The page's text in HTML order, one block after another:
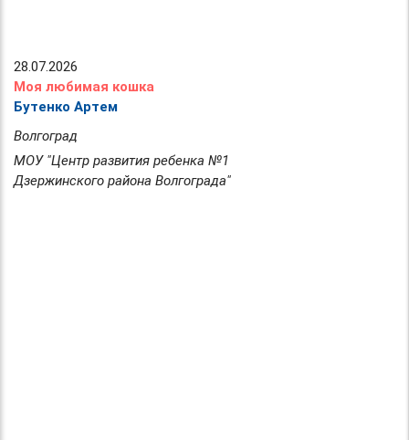
28.07.2026
Моя любимая кошка
Бутенко Артем
Волгоград
МОУ "Центр развития ребенка №1
Дзержинского района Волгограда"